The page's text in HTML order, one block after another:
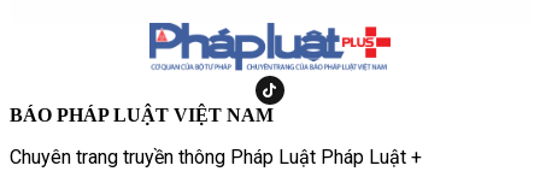
BÁO PHÁP LUẬT VIỆT NAM
Chuyên trang truyền thông Pháp Luật Pháp Luật +